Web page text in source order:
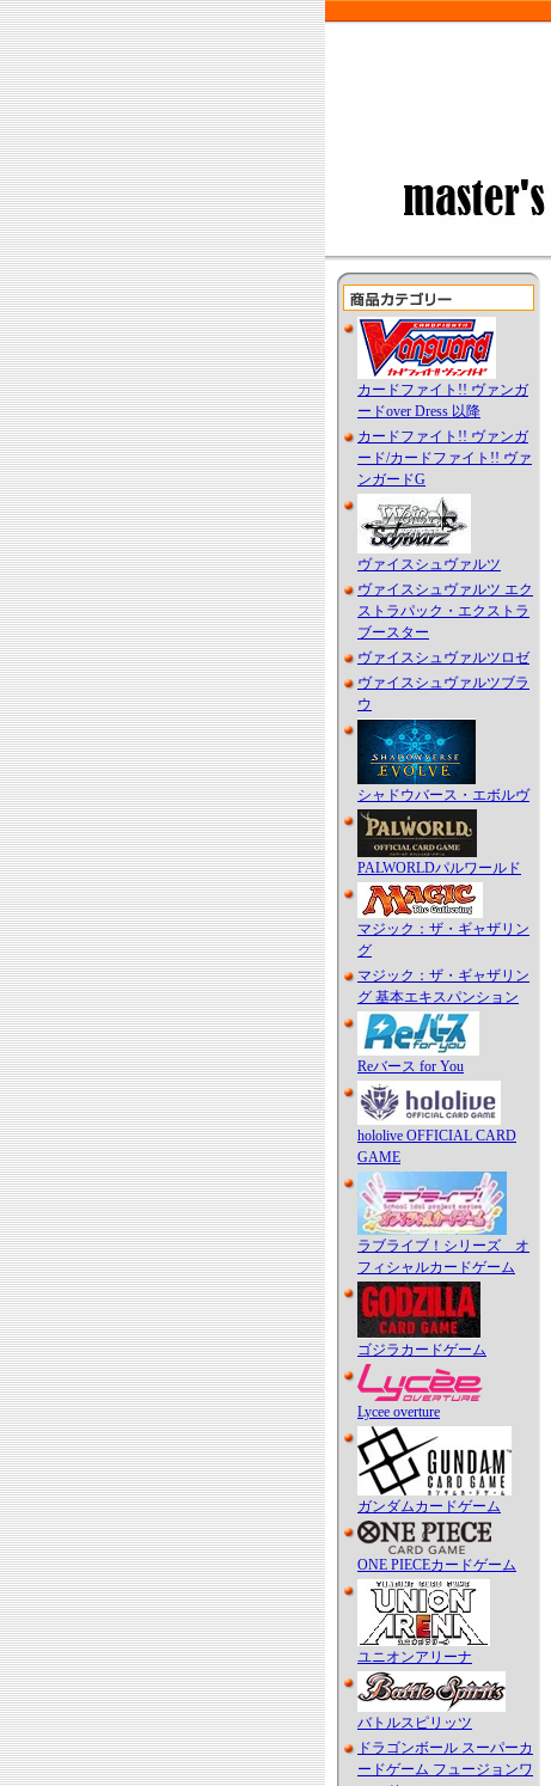
カードファイト!! ヴァンガ
ードover Dress 以降
カードファイト!! ヴァンガ
ード/カードファイト!! ヴァ
ンガードG
ヴァイスシュヴァルツ
ヴァイスシュヴァルツ エク
ストラパック・エクストラ
ブースター
ヴァイスシュヴァルツロゼ
ヴァイスシュヴァルツブラ
ウ
シャドウバース・エボルヴ
PALWORLDパルワールド
マジック：ザ・ギャザリン
グ
マジック：ザ・ギャザリン
グ 基本エキスパンション
Reバース for You
hololive OFFICIAL CARD
GAME
ラブライブ！シリーズ オ
フィシャルカードゲーム
ゴジラカードゲーム
Lycee overture
ガンダムカードゲーム
ONE PIECEカードゲーム
ユニオンアリーナ
バトルスピリッツ
ドラゴンボール スーパーカ
ードゲーム フュージョンワ